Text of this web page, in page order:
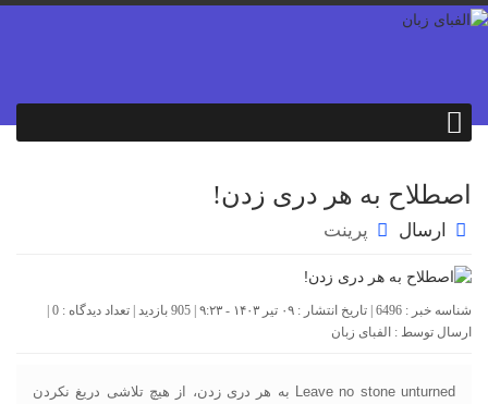
اصطلاح به هر دری زدن!
ارسال پرینت
شناسه خبر : 6496 | تاریخ انتشار : ۰۹ تیر ۱۴۰۳ - ۹:۲۳ | 905 بازدید | تعداد دیدگاه : 0
ارسال توسط : الفبای زبان
Leave no stone unturned به هر دری زدن، از هیچ تلاشی دریغ نکردن